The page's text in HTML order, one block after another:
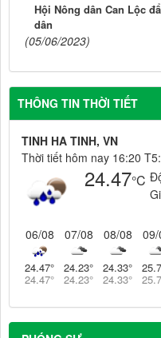
Hội Nông dân Can Lộc
dân
(05/06/2023)
THÔNG TIN THỜI TIẾT
TINH HA TINH, VN
Thời tiết hôm nay 16:20
24.47°C
06/08
24.47°
24.47°
07/08
24.23°
24.23°
08/08
24.33°
24.33°
09/